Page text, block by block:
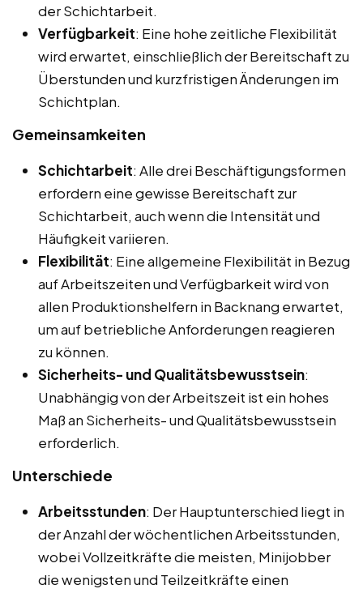
der Schichtarbeit.
Verfügbarkeit: Eine hohe zeitliche Flexibilität
wird erwartet, einschließlich der Bereitschaft zu
Überstunden und kurzfristigen Änderungen im
Schichtplan.
Gemeinsamkeiten
Schichtarbeit: Alle drei Beschäftigungsformen
erfordern eine gewisse Bereitschaft zur
Schichtarbeit, auch wenn die Intensität und
Häufigkeit variieren.
Flexibilität: Eine allgemeine Flexibilität in Bezug
auf Arbeitszeiten und Verfügbarkeit wird von
allen Produktionshelfern in Backnang erwartet,
um auf betriebliche Anforderungen reagieren
zu können.
Sicherheits- und Qualitätsbewusstsein:
Unabhängig von der Arbeitszeit ist ein hohes
Maß an Sicherheits- und Qualitätsbewusstsein
erforderlich.
Unterschiede
Arbeitsstunden: Der Hauptunterschied liegt in
der Anzahl der wöchentlichen Arbeitsstunden,
wobei Vollzeitkräfte die meisten, Minijobber
die wenigsten und Teilzeitkräfte einen